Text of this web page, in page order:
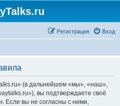
Вход
Регистрация
(в дальнейшем «мы», «наш»,
вы подтверждаете своё
Если вы не согласны с ними,